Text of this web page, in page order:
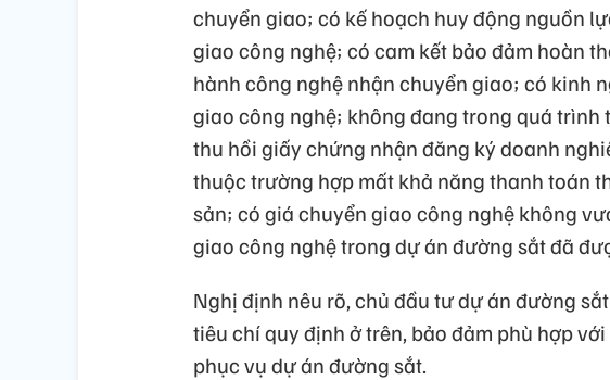
chuyển giao; có kế hoạch huy động nguồn
giao công nghệ; có cam kết bảo đảm hoàn
hành công nghệ nhận chuyển giao; có kinh
giao công nghệ; không đang trong quá
thu hồi giấy chứng nhận đăng ký doanh
thuộc trường hợp mất khả năng thanh toán
sản; có giá chuyển giao công nghệ không
giao công nghệ trong dự án đường sắt đã
Nghị định nêu rõ, chủ đầu tư dự án đường
tiêu chí quy định ở trên, bảo đảm phù hợp
phục vụ dự án đường sắt.